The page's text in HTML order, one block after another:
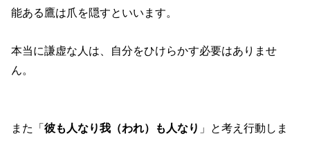
能ある鷹は爪を隠すといいます。
本当に謙虚な人は、自分をひけらかす必要はありませ
ん。
また「彼も人なり我（われ）も人なり 」と考え行動しま